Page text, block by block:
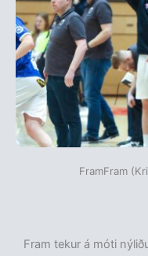
FramFram
Fram tekur á móti